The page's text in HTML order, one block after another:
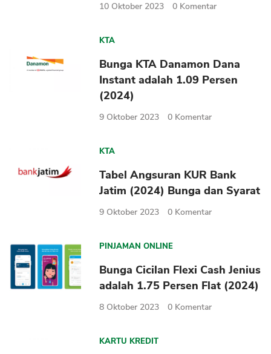
10 Oktober 2023 0 Komentar
KTA
Bunga KTA Danamon Dana
Instant adalah 1.09 Persen
(2024)
9 Oktober 2023 0 Komentar
KTA
Tabel Angsuran KUR Bank
Jatim (2024) Bunga dan Syarat
9 Oktober 2023 0 Komentar
PINJAMAN ONLINE
Bunga Cicilan Flexi Cash Jenius
adalah 1.75 Persen Flat (2024)
8 Oktober 2023 0 Komentar
KARTU KREDIT